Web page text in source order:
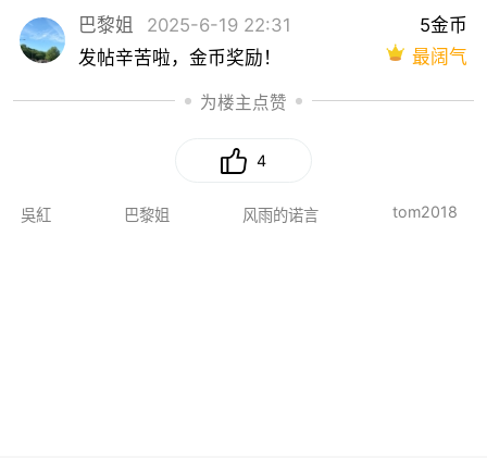
巴黎姐
2025-6-19 22:31
发帖辛苦啦，金币奖励！
5金币
最阔气
为楼主点赞
4
吳紅 巴黎姐 风雨的诺言 tom2018